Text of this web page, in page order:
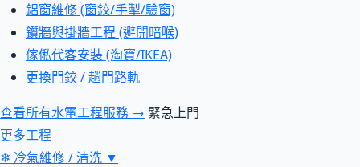
鋁窗維修 (窗鉸/手掣/驗窗)
鑽牆與掛牆工程 (避開暗喉)
傢俬代客安裝 (淘寶/IKEA)
更換門鉸 / 趟門路軌
查看所有水電工程服務 → 緊急上門
更多工程
❄ 冷氣維修 / 清洗 ▼